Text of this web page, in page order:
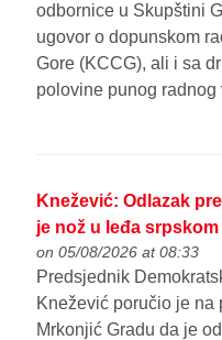
odbornice u Skupštini
ugovor o dopunskom
Gore (KCCG), ali i sa
polovine punog radnog
Knežević: Odlazak
je nož u leđa
on 05/08/2026 at 08:33
Predsjednik
Knežević poručio je na
Mrkonjić Gradu da je